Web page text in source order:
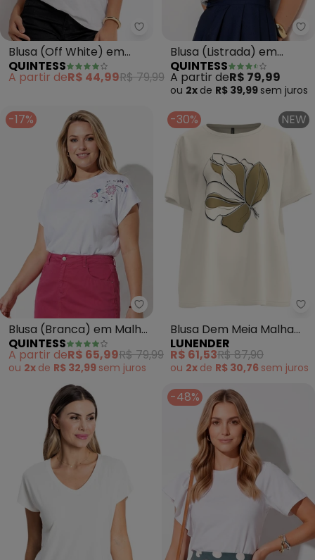
Quintess - Blusa (Off White)
Blusa (Off White) em
Malha de Algodão
Penteado
QUINTESS
A partir deR$ 44,99R$ 79,99
Blusa (Listrada) em
Malha de Algodão
QUINTESS
A partir deR$ 79,99
ou 2x de R$ 39,99 sem juros
-17%
Quintess - Blusa (Branca) em
Blusa (Branca) em Malha
de Algodão
QUINTESS
A partir deR$ 65,99R$ 79,99
ou 2x de R$ 32,99 sem juros
-30% NEW
Blusa Dem Meia Malha
Penteada (Branco)
LUNENDER
R$ 61,53R$ 87,90
ou 2x de R$ 30,76 sem juros
-48%